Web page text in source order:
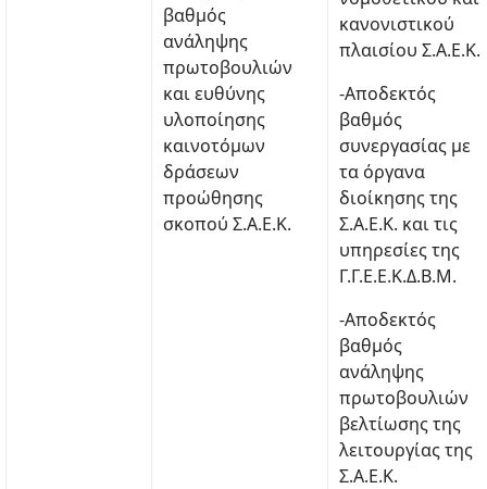
βαθμός
ανάληψης
πρωτοβουλιών
και ευθύνης
υλοποίησης
καινοτόμων
δράσεων
προώθησης
σκοπού Σ.Α.Ε.Κ.
κανονιστικού
πλαισίου Σ.Α.Ε.Κ.
-Αποδεκτός
βαθμός
συνεργασίας με
τα όργανα
διοίκησης της
Σ.Α.Ε.Κ. και τις
υπηρεσίες της
Γ.Γ.Ε.Ε.Κ.Δ.Β.Μ.
-Αποδεκτός
βαθμός
ανάληψης
πρωτοβουλιών
βελτίωσης της
λειτουργίας της
Σ.Α.Ε.Κ.